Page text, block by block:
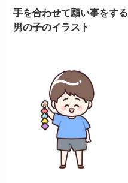
手を合わせて願い事をする
男の子のイラスト